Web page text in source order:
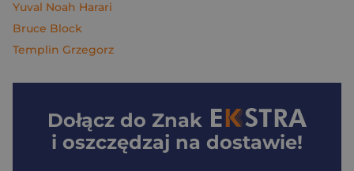
Yuval Noah Harari
Bruce Block
Templin Grzegorz
Dołącz do Znak
i oszczędzaj na dostawie!